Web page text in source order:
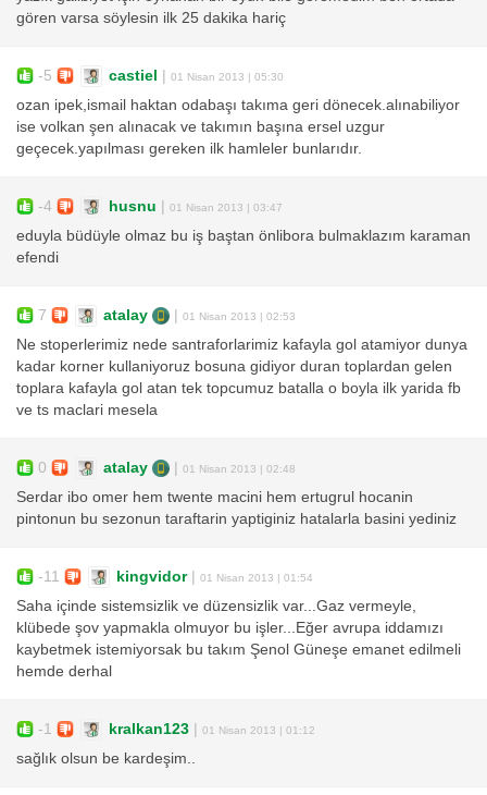
gören varsa söylesin ilk 25 dakika hariç
-5 castiel | 01 Nisan 2013 | 05:30
ozan ipek,ismail haktan odabaşı takıma geri dönecek.alınabiliyor
ise volkan şen alınacak ve takımın başına ersel uzgur
geçecek.yapılması gereken ilk hamleler bunlarıdır.
-4 husnu | 01 Nisan 2013 | 03:47
eduyla büdüyle olmaz bu iş baştan önlibora bulmaklazım karaman
efendi
7 atalay | 01 Nisan 2013 | 02:53
Ne stoperlerimiz nede santraforlarimiz kafayla gol atamiyor dunya
kadar korner kullaniyoruz bosuna gidiyor duran toplardan gelen
toplara kafayla gol atan tek topcumuz batalla o boyla ilk yarida fb
ve ts maclari mesela
0 atalay | 01 Nisan 2013 | 02:48
Serdar ibo omer hem twente macini hem ertugrul hocanin
pintonun bu sezonun taraftarin yaptiginiz hatalarla basini yediniz
-11 kingvidor| 01 Nisan 2013 | 01:54
Saha içinde sistemsizlik ve düzensizlik var...Gaz vermeyle,
klübede şov yapmakla olmuyor bu işler...Eğer avrupa iddamızı
kaybetmek istemiyorsak bu takım Şenol Güneşe emanet edilmeli
hemde derhal
-1 kralkan123 | 01 Nisan 2013 | 01:12
sağlık olsun be kardeşim..